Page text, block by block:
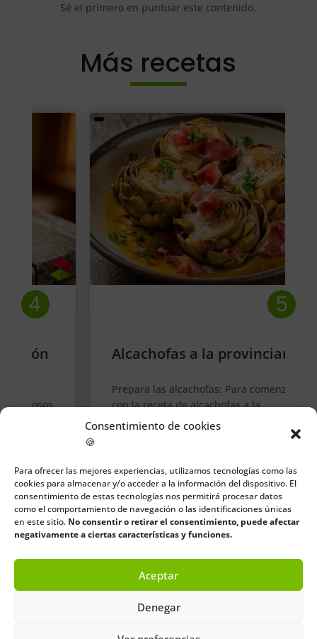
Consentimiento de cookies
🍪
Para ofrecer las mejores experiencias, utilizamos tecnologías como las
cookies para almacenar y/o acceder a la información del dispositivo. El
consentimiento de estas tecnologías nos permitirá procesar datos
como el comportamiento de navegación o las identificaciones únicas
en este sitio. No consentir o retirar el consentimiento, puede afectar
negativamente a ciertas características y funciones.
Aceptar
Denegar
Sé el primero en puntuar este contenido.
Más recetas
Alcachofas a la provinciana
Prepara las alcachofas: Para comenzar
con la receta de alcachofas a la
provinciana debes limpiar y...